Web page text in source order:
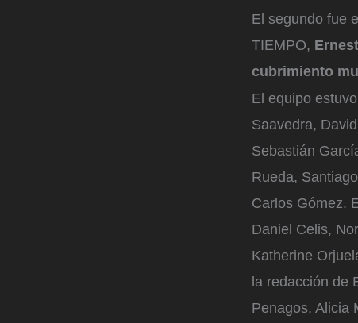
El segundo fue
TIEMPO,
cubrimiento
El equipo
Saavedra,
Sebastián
Rueda,
Carlos Gómez.
Daniel Celis,
Katherine
la redacción de
Penagos, Alicia